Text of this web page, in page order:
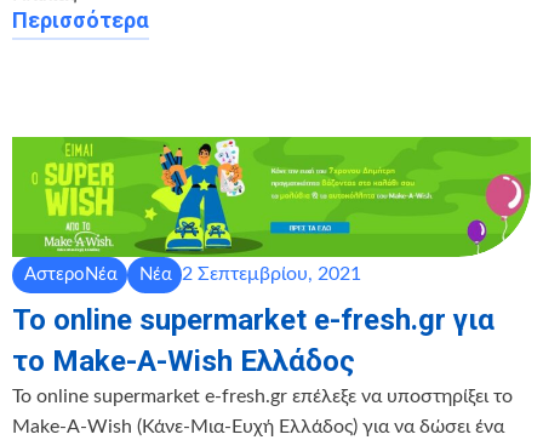
Περισσότερα
ΑστεροΝέα Νέα 2 Σεπτεμβρίου, 2021
Το online supermarket e-fresh.gr για
το Make-A-Wish Ελλάδος
Το online supermarket e-fresh.gr επέλεξε να υποστηρίξει το
Make-A-Wish (Κάνε-Μια-Ευχή Ελλάδος) για να δώσει ένα